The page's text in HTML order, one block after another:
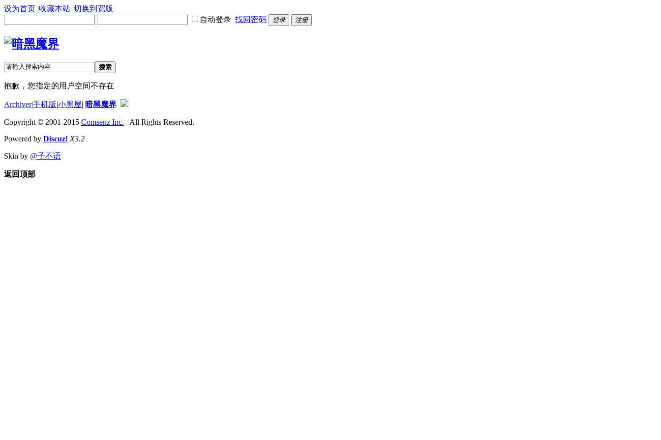
设为首页 |收藏本站 |切换到宽版
自动登录 找回密码 登录 注册
搜索
抱歉，您指定的用户空间不存在
Archiver|手机版|小黑屋| 暗黑魔界
Copyright © 2001-2015 Comsenz Inc. All Rights Reserved.
Powered by Discuz! X3.2
Skin by @子不语
返回顶部